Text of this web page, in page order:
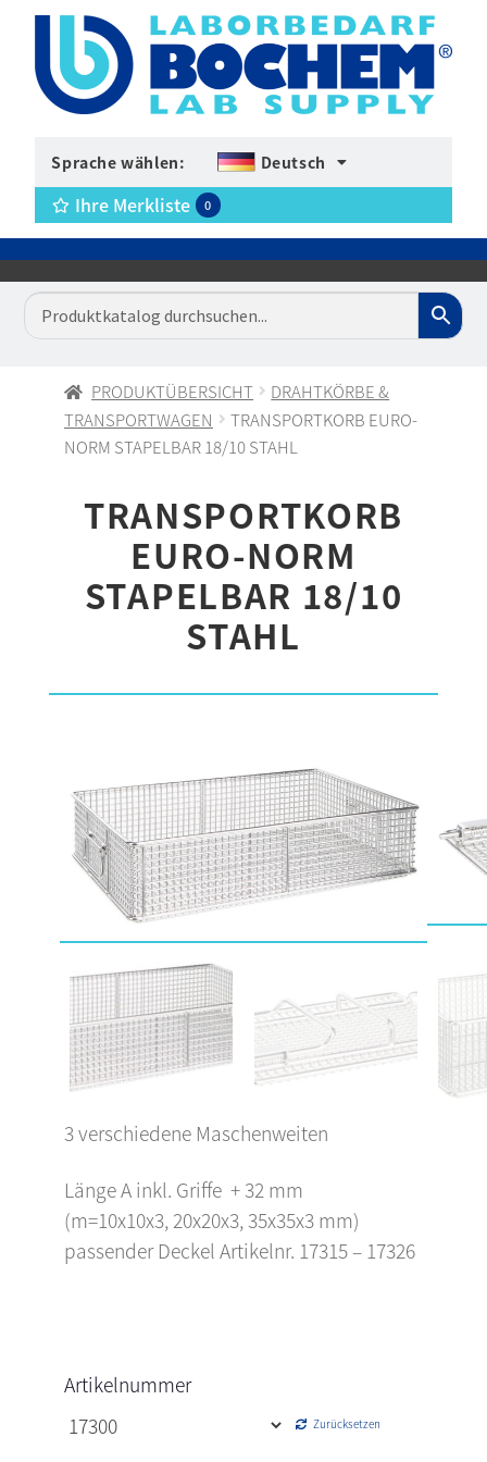
Sprache wählen: Deutsch
Ihre Merkliste 0
PRODUKTÜBERSICHT
DRAHTKÖRBE &
TRANSPORTWAGEN
TRANSPORTKORB EURO-
NORM STAPELBAR 18/10 STAHL
TRANSPORTKORB
EURO-NORM
STAPELBAR 18/10
STAHL
3 verschiedene Maschenweiten
Länge A inkl. Griffe + 32 mm
(m=10x10x3, 20x20x3, 35x35x3 mm)
passender Deckel Artikelnr. 17315 – 17326
Artikelnummer
Zurücksetzen